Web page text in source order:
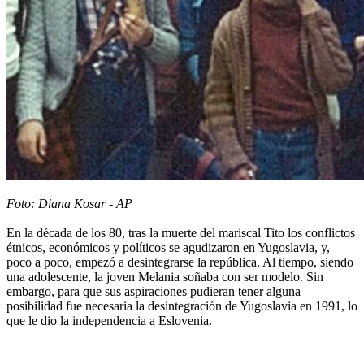
Foto: Diana Kosar - AP
En la década de los 80, tras la muerte del mariscal Tito los conflictos
étnicos, económicos y políticos se agudizaron en Yugoslavia, y,
poco a poco, empezó a desintegrarse la república. Al tiempo, siendo
una adolescente, la joven Melania soñaba con ser modelo. Sin
embargo, para que sus aspiraciones pudieran tener alguna
posibilidad fue necesaria la desintegración de Yugoslavia en 1991, lo
que le dio la independencia a Eslovenia.